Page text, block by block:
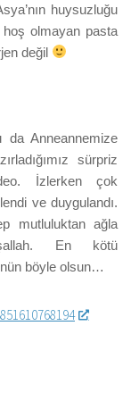
huysuzluğu
olmayan pasta
değil
da Anneannemize
sürpriz
İzlerken çok
ve duygulandı.
mutluluktan ağla
En kötü
böyle olsun…